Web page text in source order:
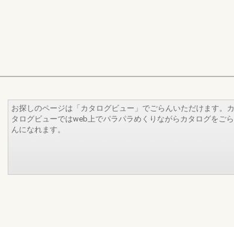
お探しのページは「カタログビュー」でごらんいただけます。カ
タログビューではweb上でパラパラめくりながらカタログをごら
んになれます。